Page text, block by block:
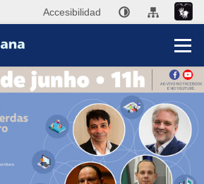
Accesibilidad